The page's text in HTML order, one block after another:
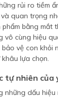
rủi ro tiềm
quan trọng
bằng mắt
vô cùng hiệu
vệ con khỏi
lựa chọn.
tự nhiên của
những dấu